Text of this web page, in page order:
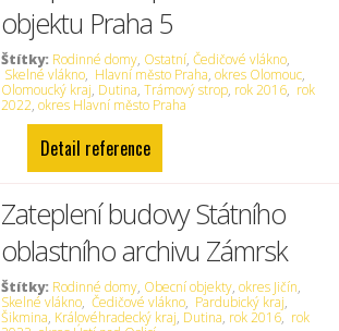
objektu Praha 5
Štítky: Rodinné domy, Ostatní,Čedičové vlákno,
Skelné vlákno, Hlavní město Praha,okres Olomouc,
Olomoucký kraj, Dutina,Trámový strop, rok 2016, rok
2022,okres Hlavní město Praha
Detail reference
Zateplení budovy Státního
oblastního archivu Zámrsk
Štítky: Rodinné domy, Obecní objekty,okres Jičín,
Skelné vlákno, Čedičové vlákno, Pardubický kraj,
Šikmina, Královéhradecký kraj, Dutina, rok 2016, rok